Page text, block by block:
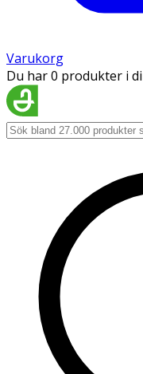
Varukorg
Du har 0 produkter i